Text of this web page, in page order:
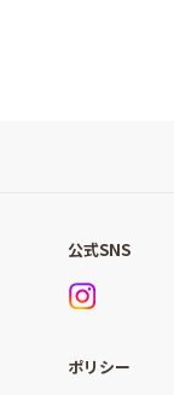
公式SNS
ポリシー